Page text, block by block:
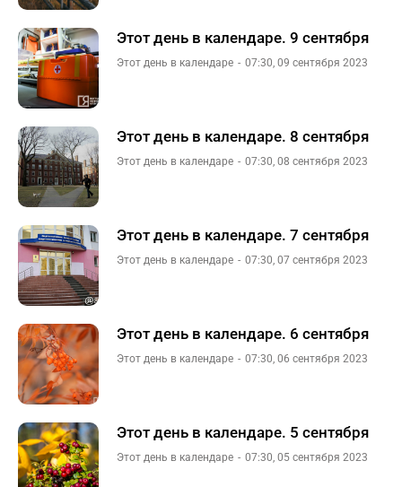
Этот день в календаре. 9 сентября
Этот день в календаре 07:30, 09 сентября 2023
Этот день в календаре. 8 сентября
Этот день в календаре 07:30, 08 сентября 2023
Этот день в календаре. 7 сентября
Этот день в календаре 07:30, 07 сентября 2023
Этот день в календаре. 6 сентября
Этот день в календаре 07:30, 06 сентября 2023
Этот день в календаре. 5 сентября
Этот день в календаре 07:30, 05 сентября 2023